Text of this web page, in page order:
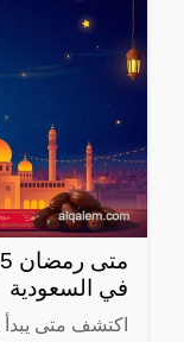
في السعودية